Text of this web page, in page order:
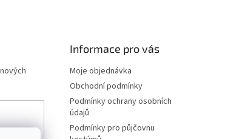
Informace pro vás
Moje objednávka
Obchodní podmínky
Podmínky ochrany osobních
údajů
Podmínky pro půjčovnu